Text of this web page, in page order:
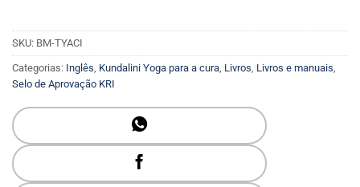
SKU: BM-TYACI
Categorias: Inglês Kundalini Yoga para a cura Livros Livros e manuais
Selo de Aprovação KRI